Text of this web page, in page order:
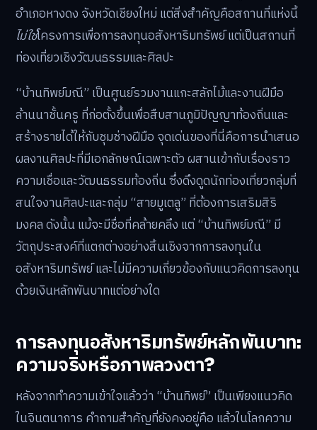
อำเภอหางดง จังหวัดเชียงใหม่ แต่สิ่งสำคัญคือสถานที่แห่งนี้
ไม่ใช่โครงการเพื่อการลงทุนอสังหาริมทรัพย์ แต่เป็นสถานที่
ท่องเที่ยวเชิงวัฒนธรรมและศิลปะ
“บ้านทิพย์มณี” เป็นศูนย์รวมงานแกะสลักไม้และงานฝีมือ
ล้านนาชั้นครู ที่ก่อตั้งขึ้นเพื่อสืบสานภูมิปัญญาท้องถิ่นและ
สร้างรายได้ให้กับชุมช่างฝีมือ จุดเด่นของที่นี่คือการนำเสนอ
ผลงานศิลปะที่มีเอกลักษณ์เฉพาะตัว ผสานเข้ากับเรื่องราว
ความเชื่อและวัฒนธรรมท้องถิ่น ซึ่งดึงดูดนักท่องเที่ยวกลุ่มที่
สนใจงานศิลปะและกลุ่ม “สายมูเตลู” ที่ต้องการเสริมสิริ
มงคล ดังนั้น แม้จะมีชื่อที่คล้ายคลึง แต่ “บ้านทิพย์มณี” มี
วัตถุประสงค์ที่แตกต่างอย่างสิ้นเชิงจากการลงทุนใน
อสังหาริมทรัพย์ และไม่มีความเกี่ยวข้องกับแนวคิดการลงทุน
ด้วยเงินหลักพันบาทแต่อย่างใด
การลงทุนอสังหาริมทรัพย์หลักพันบาท:
ความจริงหรือภาพลวงตา?
หลังจากทำความเข้าใจแล้วว่า “บ้านทิพย์” เป็นเพียงแนวคิด
ในจินตนาการ คำถามสำคัญที่ยังคงอยู่คือ แล้วในโลกความ